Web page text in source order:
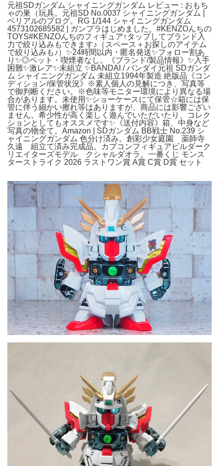
元祖SDガンダム シャイニングガンダム レビュー : おもち
ゃの巣（玩具。元祖SD No.0037 シャイニングガンダム |
ベリアルのブログ。RG 1/144 シャイニングガンダム
4573102685582 | ガンプラはじめました。#KENZOんちの
TOYS#KENZOんちのフィギュア↑タップしてブランド入
力で絞り込みもできます♪（スペース＋お探しのアイテム
で絞り込みも♪）✨24時間以内・匿名発送✨フォロー割あ
り✨◎ペット・喫煙者なし。《ブランド/製品情報》✨入手
困難✨激レア✨未組立 ✨BANDAI / バンダイ元祖 SDガンダ
ム シャイニングガンダム 未組立1994年製造 絶版品《コン
ディション/保管状況》※素人個人の見解につき、写真等
で御判断ください。※色味等モニター環境により異なる場
合があります。未使用✨ショーケースにて保管☆箱には保
管に伴う細かい擦れ等はありますが、商品には影響ござい
ません。希少性が高く楽しく遊んでいただいたり、コレク
ションとしてもオススメです✨《送付内容》箱、中身など
写真の物全て。Amazon | SDガンダム BB戦士 No.239 シ
ャイニングガンダム 色分け済み。創彩少女庭園 薬師寺
久遠 組立て済み完成品。カプコンフィギュアビルダーク
リエイターズモデル クシャルダオラ。一番くじ モンス
ターストライク 2026 ラストワン賞 A賞 C賞 D賞 セット